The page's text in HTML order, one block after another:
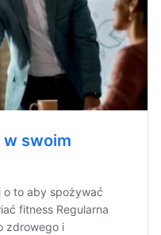
swoim
o to aby spożywać
fitness Regularna
zdrowego i